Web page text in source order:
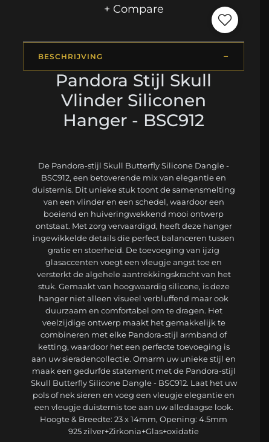
+ Compare
BESCHRIJVING
Pandora Stijl Skull
Vlinder Siliconen
Hanger - BSC912
De Pandora-stijl Skull Butterfly Silicone Dangle -
BSC912, een betoverende mix van elegantie en
duisternis. Dit unieke stuk toont de samensmelting
van een vlinder en een schedel, waardoor een
boeiend en huiveringwekkend mooi ontwerp
ontstaat. Met zorg vervaardigd, heeft deze hanger
ingewikkelde details die perfect balanceren tussen
gratie en stoerheid. De toevoeging van ijzig
glasaccenten voegt een vleugje angst toe en
versterkt de algehele aantrekkingskracht van het
stuk. Gemaakt van hoogwaardig silicone, is deze
hanger niet alleen visueel verbluffend maar ook
duurzaam en comfortabel om te dragen. Het
veelzijdige ontwerp maakt het gemakkelijk te
combineren met elke Pandora-stijl armband of
ketting, waardoor het een perfecte toevoeging is
aan uw sieradencollectie. Omarm uw unieke stijl en
maak een gedurfde statement met de Pandora-stijl
Skull Butterfly Silicone Dangle - BSC912. Laat het uw
pols of nek sieren en voeg een vleugje elegantie en
een vleugje duisternis toe aan uw alledaagse look.
Hoogte & Breedte: 23 x 14mm, Opening: 4.5mm
925 zilver+Zirkonia+Glas+oxidatie